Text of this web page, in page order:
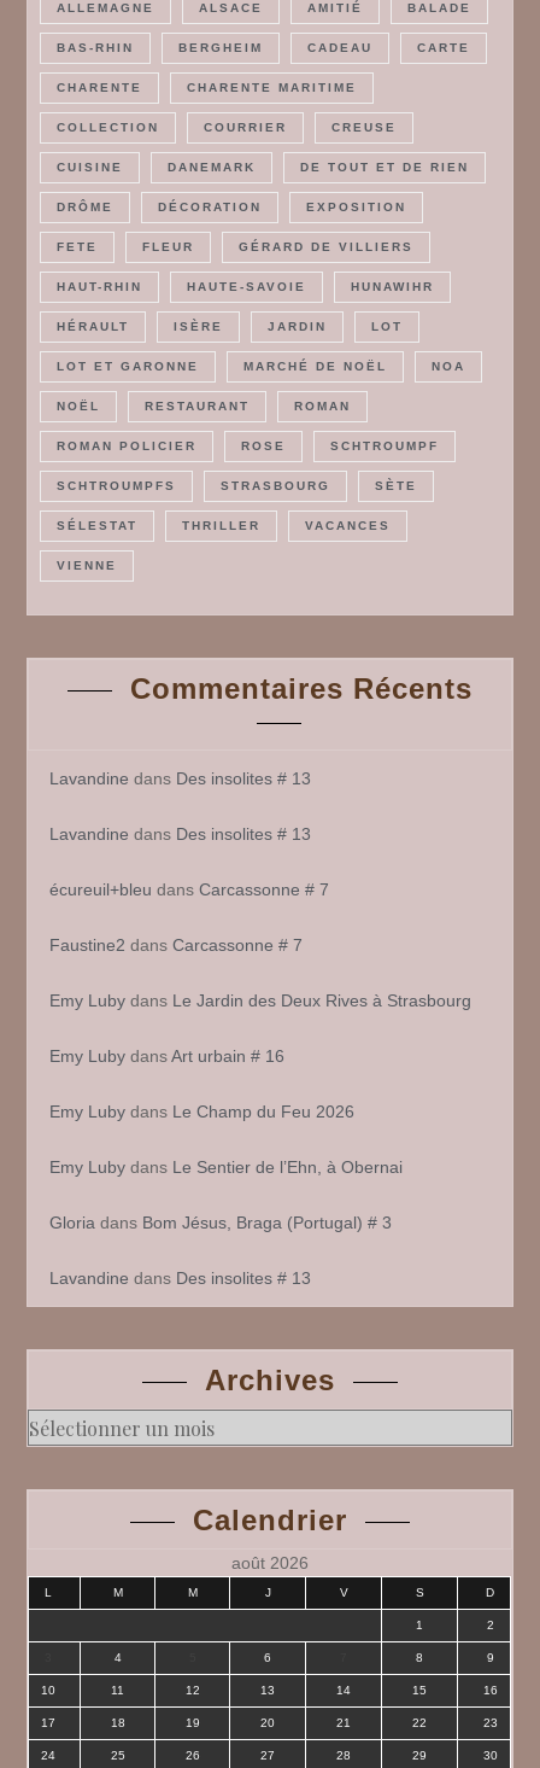
ALLEMAGNE ALSACE AMITIÉ BALADE
BAS-RHIN BERGHEIM CADEAU CARTE
CHARENTE CHARENTE MARITIME
COLLECTION COURRIER CREUSE
CUISINE DANEMARK DE TOUT ET DE RIEN
DRÔME DÉCORATION EXPOSITION
FETE FLEUR GÉRARD DE VILLIERS
HAUT-RHIN HAUTE-SAVOIE HUNAWIHR
HÉRAULT ISÈRE JARDIN LOT
LOT ET GARONNE MARCHÉ DE NOËL NOA
NOËL RESTAURANT ROMAN
ROMAN POLICIER ROSE SCHTROUMPF
SCHTROUMPFS STRASBOURG SÈTE
SÉLESTAT THRILLER VACANCES
VIENNE
Commentaires Récents
Lavandine dans Des insolites # 13
Lavandine dans Des insolites # 13
écureuil+bleu dansCarcassonne # 7
Faustine2 dansCarcassonne # 7
Emy Luby dans Le Jardin des Deux Rives à Strasbourg
Emy Luby dansArt urbain # 16
Emy Luby dans Le Champ du Feu 2026
Emy Luby dans Le Sentier de l’Ehn, à Obernai
Gloria dans Bom Jésus, Braga (Portugal) # 3
Lavandine dans Des insolites # 13
Archives
Archives
Calendrier
août 2026
L M M J V S D
1 2
4 6 8 9
10 11 12 13 14 15 16
17 18 19 20 21 22 23
24 25 26 27 28 29 30